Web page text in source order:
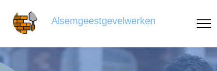
Alsemgeestgevelwerken